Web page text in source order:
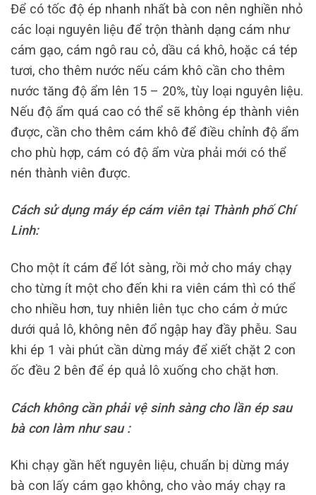
Để có tốc độ ép nhanh nhất bà con nên nghiền nhỏ
các loại nguyên liệu để trộn thành dạng cám như
cám gạo, cám ngô rau cỏ, dầu cá khô, hoặc cá tép
tươi, cho thêm nước nếu cám khô cần cho thêm
nước tăng độ ẩm lên 15 – 20%, tùy loại nguyên liệu.
Nếu độ ẩm quá cao có thể sẽ không ép thành viên
được, cần cho thêm cám khô để điều chỉnh độ ẩm
cho phù hợp, cám có độ ẩm vừa phải mới có thể
nén thành viên được.
Cách sử dụng máy ép cám viên tại Thành phố Chí
Linh:
Cho một ít cám để lót sàng, rồi mở cho máy chạy
cho từng ít một cho đến khi ra viên cám thì có thể
cho nhiều hơn, tuy nhiên liên tục cho cám ở mức
dưới quả lô, không nên đổ ngập hay đầy phễu. Sau
khi ép 1 vài phút cần dừng máy để xiết chặt 2 con
ốc đều 2 bên để ép quả lô xuống cho chặt hơn.
Cách không cần phải vệ sinh sàng cho lần ép sau
bà con làm như sau :
Khi chạy gần hết nguyên liệu, chuẩn bị dừng máy
bà con lấy cám gạo không, cho vào máy chạy ra